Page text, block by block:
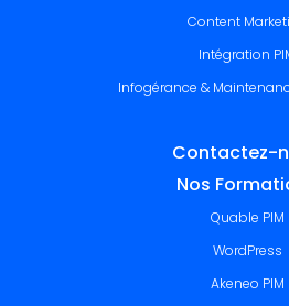
Content
Intégration
Infogérance &
Contactez-
Nos
Quable PIM
WordPress
Akeneo PIM